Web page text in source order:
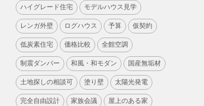
ハイグレード住宅 モデルハウス見学
レンガ外壁 ログハウス 予算 仮契約
低炭素住宅 価格比較 全館空調
制震ダンパー 和風・和モダン 国産無垢材
土地探しの相談可 塗り壁 太陽光発電
完全自由設計 家族会議 屋上のある家